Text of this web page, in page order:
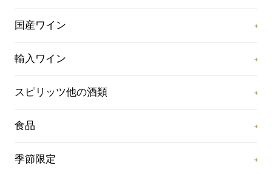
国産ワイン
輸入ワイン
スピリッツ他の酒類
食品
季節限定